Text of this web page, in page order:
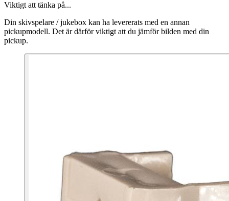
Viktigt att tänka på...
Din skivspelare / jukebox kan ha levererats med en annan
pickupmodell. Det är därför viktigt att du jämför bilden med din
pickup.